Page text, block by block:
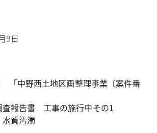
9日
「中野西土地区画整理事業〔案件番
査報告書 工事の施行中その1
質汚濁